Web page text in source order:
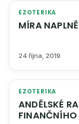
EZOTERIKA
24 října, 2019
EZOTERIKA
ANDĚLSKÉ RADY PRO PŘÍPADY